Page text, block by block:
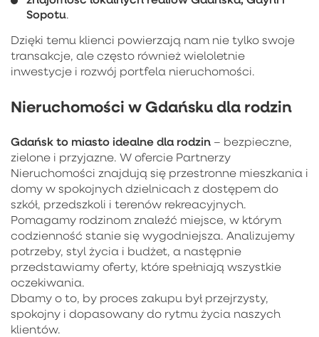
Sopotu.
Dzięki temu klienci powierzają nam nie tylko swoje
transakcje, ale często również wieloletnie
inwestycje i rozwój portfela nieruchomości.
Nieruchomości w Gdańsku dla rodzin
Gdańsk to miasto idealne dla rodzin – bezpieczne,
zielone i przyjazne. W ofercie Partnerzy
Nieruchomości znajdują się przestronne mieszkania i
domy w spokojnych dzielnicach z dostępem do
szkół, przedszkoli i terenów rekreacyjnych.
Pomagamy rodzinom znaleźć miejsce, w którym
codzienność stanie się wygodniejsza. Analizujemy
potrzeby, styl życia i budżet, a następnie
przedstawiamy oferty, które spełniają wszystkie
oczekiwania.
Dbamy o to, by proces zakupu był przejrzysty,
spokojny i dopasowany do rytmu życia naszych
klientów.